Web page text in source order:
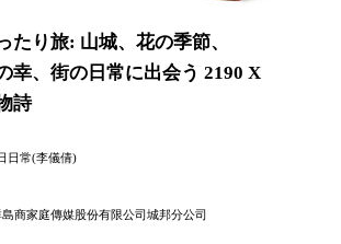
たり旅: 山城、花の季節、
幸、街の日常に出会う 2190 X
詩
日常(李儀倩)
商家庭傳媒股份有限公司城邦分公司